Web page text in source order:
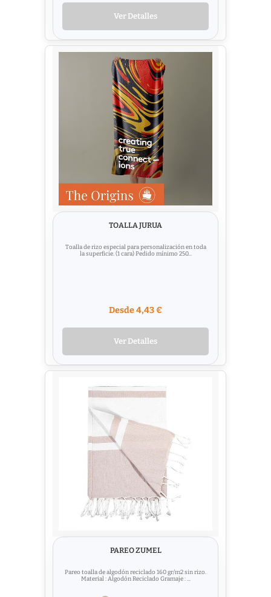
Ver Detalles
TOALLA JURUA
Toalla de rizo especial para personalización en toda
la superficie. (1 cara) Pedido mínimo 250...
Desde 4,43 €
Ver Detalles
PAREO ZUMEL
Pareo toalla de algodón reciclado 160 gr/m2 sin rizo.
Material : Algodón Reciclado Gramaje : ...